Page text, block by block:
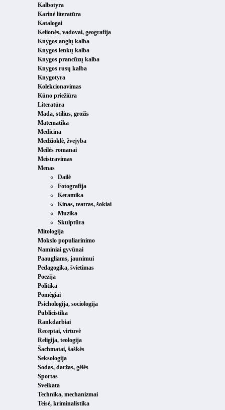
Kalbotyra
Karinė literatūra
Katalogai
Kelionės, vadovai, geografija
Knygos anglų kalba
Knygos lenkų kalba
Knygos prancūzų kalba
Knygos rusų kalba
Knygotyra
Kolekcionavimas
Kūno priežiūra
Literatūra
Mada, stilius, grožis
Matematika
Medicina
Medžioklė, žvejyba
Meilės romanai
Meistravimas
Menas
Dailė
Fotografija
Keramika
Kinas, teatras, šokiai
Muzika
Skulptūra
Mitologija
Mokslo populiarinimo
Naminiai gyvūnai
Paaugliams, jaunimui
Pedagogika, švietimas
Poezija
Politika
Pomėgiai
Psichologija, sociologija
Publicistika
Rankdarbiai
Receptai, virtuvė
Religija, teologija
Šachmatai, šaškės
Seksologija
Sodas, daržas, gėlės
Sportas
Sveikata
Technika, mechanizmai
Teisė, kriminalistika